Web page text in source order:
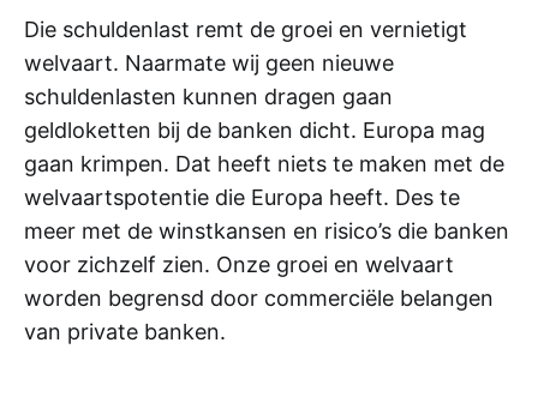
Die schuldenlast remt de groei en vernietigt
welvaart. Naarmate wij geen nieuwe
schuldenlasten kunnen dragen gaan
geldloketten bij de banken dicht. Europa mag
gaan krimpen. Dat heeft niets te maken met de
welvaartspotentie die Europa heeft. Des te
meer met de winstkansen en risico’s die banken
voor zichzelf zien. Onze groei en welvaart
worden begrensd door commerciële belangen
van private banken.